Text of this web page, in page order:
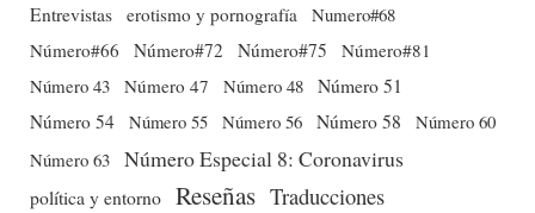
Entrevistas erotismo y pornografía
Numero#68
Número#66
Número#72 Número#75
Número#81
Número 43 Número 47 Número 48 Número 51
Número 54 Número 55 Número 56 Número 58
Número 60
Número 63 Número Especial 8: Coronavirus
política y entorno Reseñas Traducciones